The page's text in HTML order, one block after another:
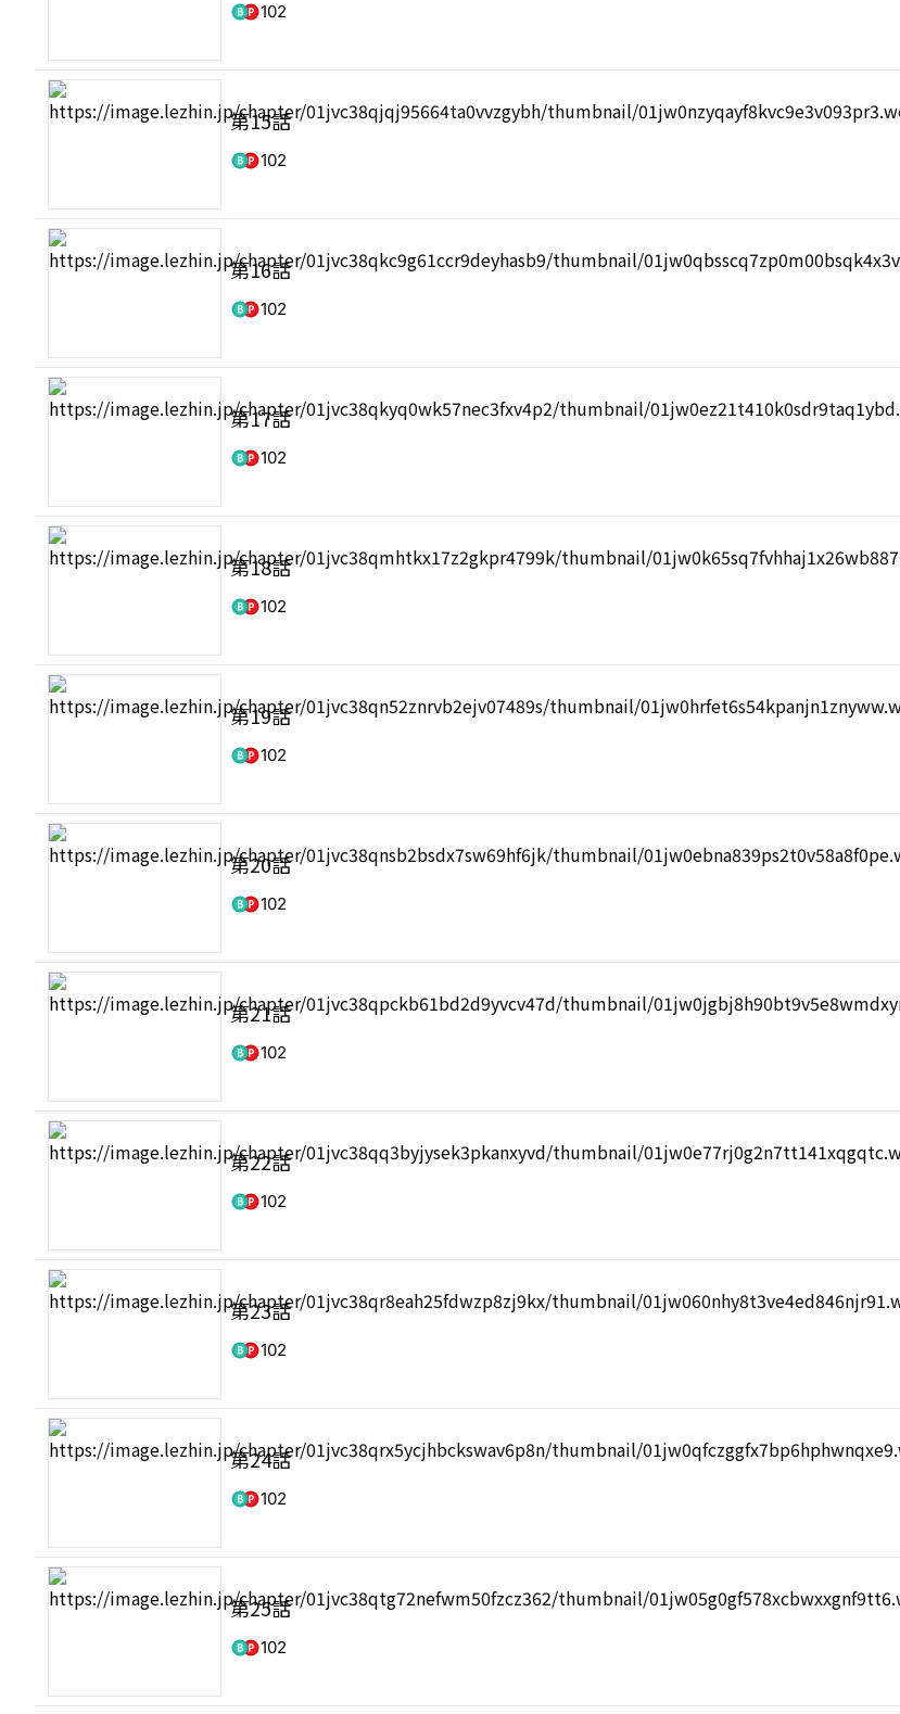
102
第15話
102
第16話
102
第17話
102
第18話
102
第19話
102
第20話
102
第21話
102
第22話
102
第23話
102
第24話
102
第25話
102